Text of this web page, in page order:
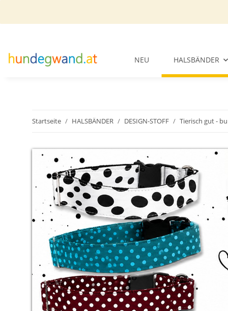
NEU HALSBÄNDER
Startseite HALSBÄNDER DESIGN-STOFF Tierisch gut -